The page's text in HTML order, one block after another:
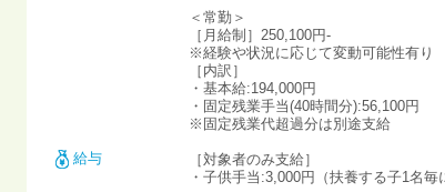
給与
＜常勤＞
［月給制］250,100円-
※経験や状況に応じて変動可能性有り
［内訳］
・基本給:194,000円
・固定残業手当(40時間分):56,100円
※固定残業代超過分は別途支給
［対象者のみ支給］
・子供手当:3,000円（扶養する子1名毎